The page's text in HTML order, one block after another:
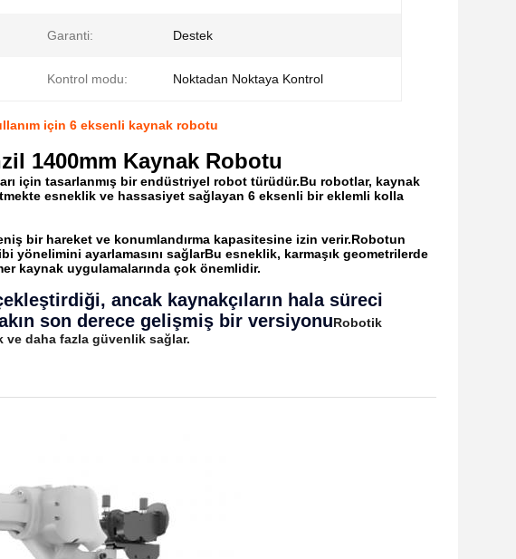
Garanti: Destek
Kontrol modu: Noktadan Noktaya Kontrol
için 6 eksenli kaynak robotu
1400mm Kaynak Robotu
için tasarlanmış bir endüstriyel robot türüdür.Bu robotlar, kaynak
esneklik ve hassasiyet sağlayan 6 eksenli bir eklemli kolla
bir hareket ve konumlandırma kapasitesine izin verir.Robotun
yönelimini ayarlamasını sağlarBu esneklik, karmaşık geometrilerde
kaynak uygulamalarında çok önemlidir.
ancak kaynakçıların hala süreci
son derece gelişmiş bir versiyonuRobotik
ve daha fazla güvenlik sağlar.